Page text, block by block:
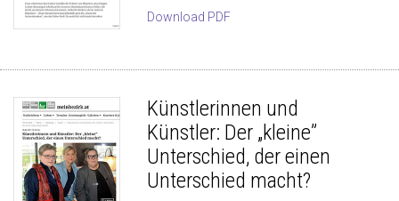
Download PDF
Künstlerinnen und
Künstler: Der „kleine”
Unterschied, der einen
Unterschied macht?